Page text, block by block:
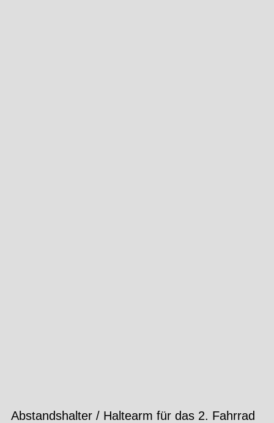
Abstandshalter / Haltearm für das 2. Fahrrad